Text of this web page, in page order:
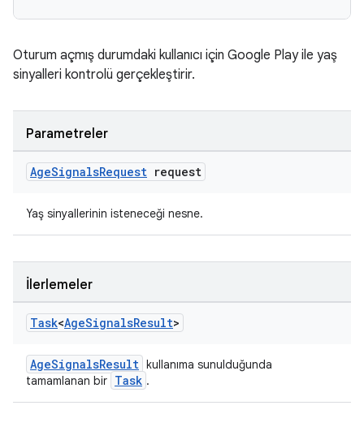
Oturum açmış durumdaki kullanıcı için Google Play ile yaş
sinyalleri kontrolü gerçekleştirir.
Parametreler
AgeSignalsRequest request
Yaş sinyallerinin isteneceği nesne.
İlerlemeler
Task<AgeSignalsResult>
AgeSignalsResult kullanıma sunulduğunda
tamamlanan bir Task .